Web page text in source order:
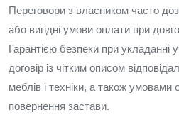
Переговори з власником часто
або вигідні умови оплати при
Гарантією безпеки при укладанні
договір із чітким описом
меблів і техніки, а також умовами
повернення застави.